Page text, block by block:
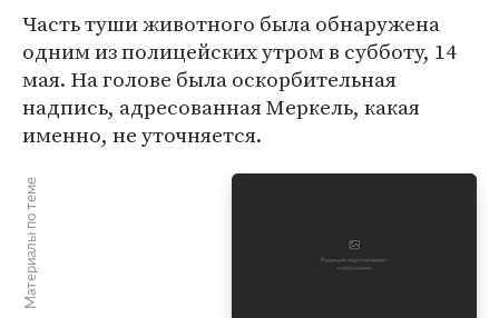
Часть туши животного была обнаружена
одним из полицейских утром в субботу, 14
мая. На голове была оскорбительная
надпись, адресованная Меркель, какая
именно, не уточняется.
Материалы по теме